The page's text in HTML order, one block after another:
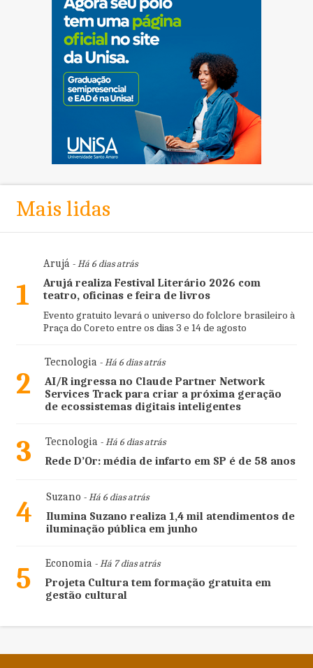
Mais lidas
1
Arujá- Há 6 dias atrás
Arujá realiza Festival Literário 2026 com
teatro, oficinas e feira de livros
Evento gratuito levará o universo do folclore brasileiro à
Praça do Coreto entre os dias 3 e 14 de agosto
2
Tecnologia- Há 6 dias atrás
AI/R ingressa no Claude Partner Network
Services Track para criar a próxima geração
de ecossistemas digitais inteligentes
3 Tecnologia- Há 6 dias atrás
Rede D’Or: média de infarto em SP é de 58 anos
4 Suzano - Há 6 dias atrás
Ilumina Suzano realiza 1,4 mil atendimentos de
iluminação pública em junho
5 Economia- Há 7 dias atrás
Projeta Cultura tem formação gratuita em
gestão cultural